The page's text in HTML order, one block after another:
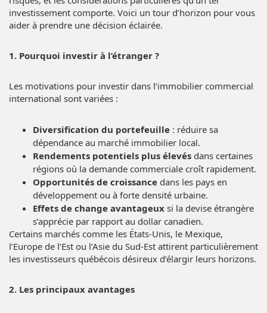
investissement comporte. Voici un tour d’horizon pour vous
aider à prendre une décision éclairée.
1. Pourquoi investir à l’étranger ?
Les motivations pour investir dans l’immobilier commercial
international sont variées :
Diversification du portefeuille : réduire sa
dépendance au marché immobilier local.
Rendements potentiels plus élevés dans certaines
régions où la demande commerciale croît rapidement.
Opportunités de croissance dans les pays en
développement ou à forte densité urbaine.
Effets de change avantageux si la devise étrangère
s’apprécie par rapport au dollar canadien.
Certains marchés comme les États-Unis, le Mexique,
l’Europe de l’Est ou l’Asie du Sud-Est attirent particulièrement
les investisseurs québécois désireux d’élargir leurs horizons.
2. Les principaux avantages